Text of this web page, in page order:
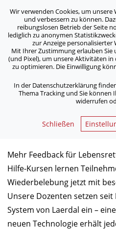
ASB Bonn/Rhein-
bewegt Menschen
Home / Aktuelles /
Innovative Technologie in
Innovative
Hilfe-Kursen
Mehr Feedback für
Hilfe-Kursen lernen
Wiederbelebung jetzt mit
Unsere Dozenten setzen seit
System von Laerdal ein –
neuen Technologie erhält
Wir verwenden Cookies, um
und verbessern zu können.
reibungslosen Betrieb der Seite
lediglich zu anonymen
zur Anzeige
Mit Ihrer Zustimmung erlauben Sie
(und Pixel), um unsere Aktivitäten in
zu optimieren. Die Einwilligung
In der Datenschutzerklärung
Thema Tracking und Sie
widerrufen
Schließen